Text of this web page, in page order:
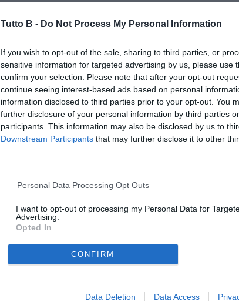
Tutto B - Do Not Process My Personal Information
If you wish to opt-out of the sale, sharing to third parties, or
sensitive information for targeted advertising by us, please use
confirm your selection. Please note that after your opt-out
continue seeing interest-based ads based on personal
information disclosed to third parties prior to your opt-out. You
further disclosure of your personal information by third parties
participants. This information may also be disclosed by us to
Downstream Participants that may further disclose it to other
Personal Data Processing Opt Outs
I want to opt-out of processing my Personal Data for
Advertising.
Opted In
CONFIRM
Data Deletion Data Access